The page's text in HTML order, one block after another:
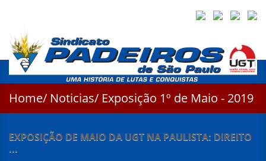
Home/ Noticias/ Exposição 1º de Maio - 2019
EXPOSIÇÃO DE MAIO DA UGT NA PAULISTA: DIREITO
...